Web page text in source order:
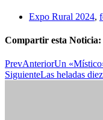
Expo Rural 2024,
Compartir esta Noticia:
PrevAnteriorUn
SiguienteLas heladas